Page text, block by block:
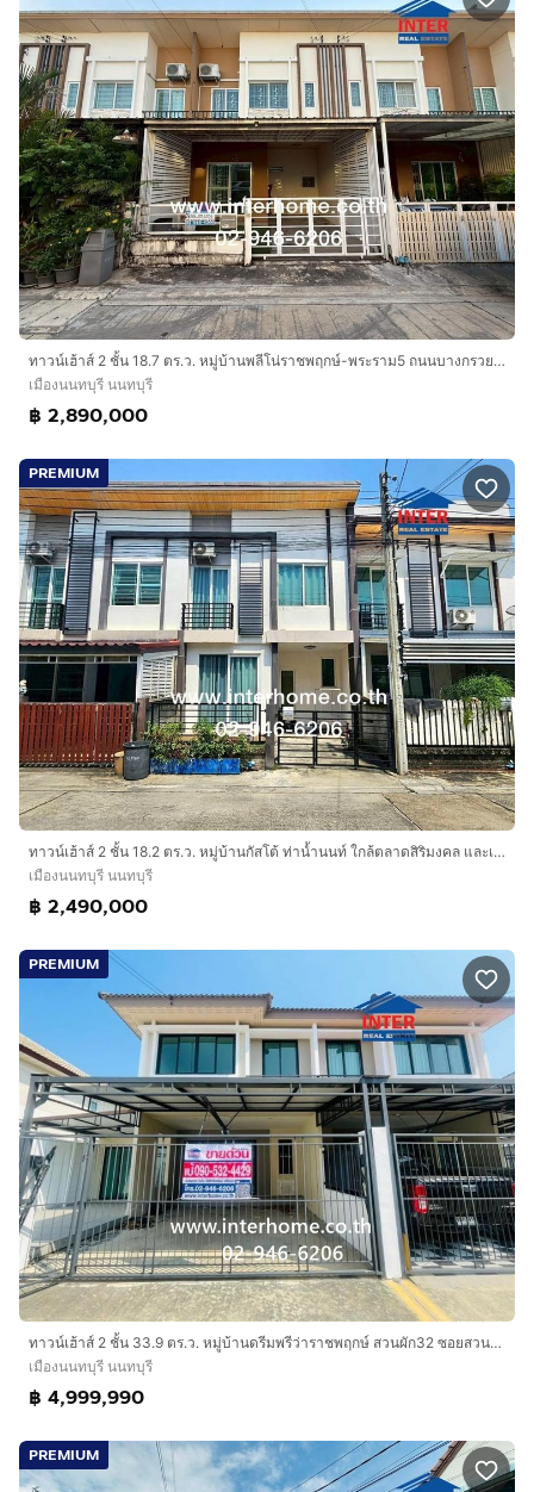
ทาวน์เฮ้าส์ 2 ชั้น 18.7 ตร.ว. หมู่บ้านพลีโน่ราชพฤกษ์-พระราม5 ถนนบางกรวย-ไทรน้อย ถนนนครอินทร์ เมืองนนทบุรี นนทบุรี
เมืองนนทบุรี นนทบุรี
฿ 2,890,000
PREMIUM
ทาวน์เฮ้าส์ 2 ชั้น 18.2 ตร.ว. หมู่บ้านกัสโต้ ท่าน้ำนนท์ ใกล้ตลาดสิริมงคล และเซ็นทรัล เวสต์วิลล์ ถนนนครอินทร์ ถนนบางศรีเมือง เมืองนนทบุรี
เมืองนนทบุรี นนทบุรี
฿ 2,490,000
PREMIUM
ทาวน์เฮ้าส์ 2 ชั้น 33.9 ตร.ว. หมู่บ้านดรีมพรีว่าราชพฤกษ์ สวนผัก32 ซอยสวนผัก32 ถนนสวนผัก ถนนเลียบทางรถไฟตลิ่งชัน เมืองนนทบุรี นนทบุรี
เมืองนนทบุรี นนทบุรี
฿ 4,999,990
PREMIUM